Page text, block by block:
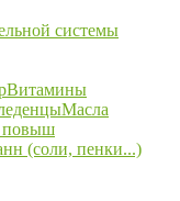
системы
Витамины
Масла
повыш
(соли, пенки...)